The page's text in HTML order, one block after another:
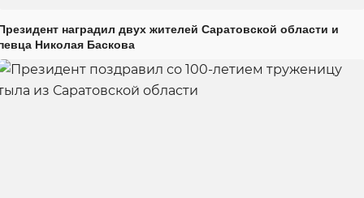
наградил двух жителей Саратовской области и
Николая Баскова